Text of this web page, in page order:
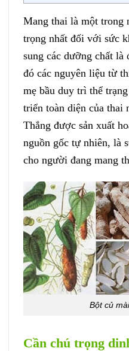
Mang thai là một trong
trọng nhất đối với sức
sung các dưỡng chất là
đó các nguyên liệu từ
mẹ bầu duy trì thể
triển toàn diện của
Thắng được sản xuất
nguồn gốc tự nhiên, là
cho người đang mang
Bột củ
Cần chú trọng